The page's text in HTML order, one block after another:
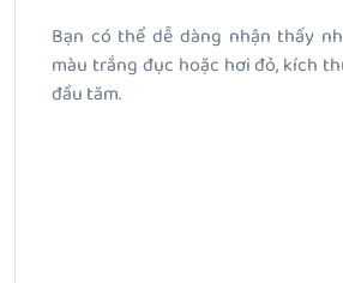
Bạn có thể dễ dàng nhận thấy
màu trắng đục hoặc hơi đỏ, kích
đầu tăm.